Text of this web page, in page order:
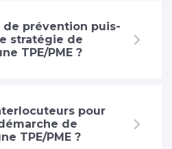
prévention puis-
stratégie de
TPE/PME ?
pour
de
TPE/PME ?